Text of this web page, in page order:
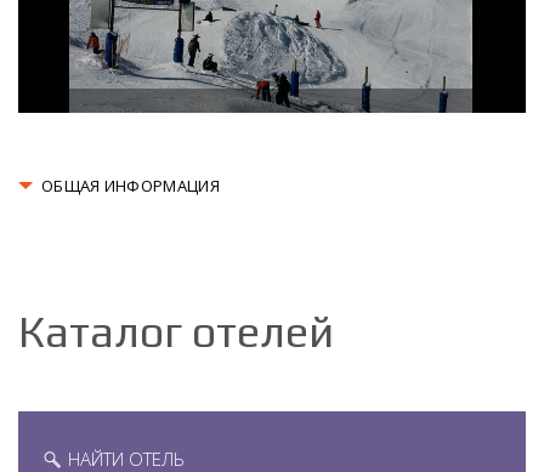
ОБЩАЯ ИНФОРМАЦИЯ
Каталог отелей
НАЙТИ ОТЕЛЬ